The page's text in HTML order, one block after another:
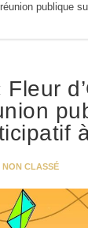
publique
NON CLASSÉ